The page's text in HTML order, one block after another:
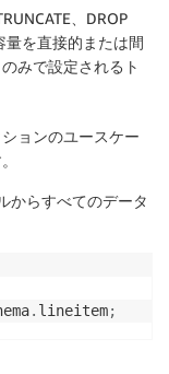
、DROP
量を直接的または間
みで設定されるト
ョンのユースケー
からすべてのデータ
. lineitem;